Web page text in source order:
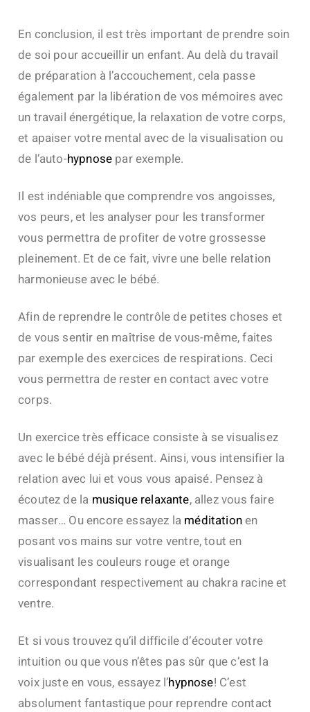
En conclusion, il est très important de prendre soin
de soi pour accueillir un enfant. Au delà du travail
de préparation à l’accouchement, cela passe
également par la libération de vos mémoires avec
un travail énergétique, la relaxation de votre corps,
et apaiser votre mental avec de la visualisation ou
de l’auto-hypnose par exemple.
Il est indéniable que comprendre vos angoisses,
vos peurs, et les analyser pour les transformer
vous permettra de profiter de votre grossesse
pleinement. Et de ce fait, vivre une belle relation
harmonieuse avec le bébé.
Afin de reprendre le contrôle de petites choses et
de vous sentir en maîtrise de vous-même, faites
par exemple des exercices de respirations. Ceci
vous permettra de rester en contact avec votre
corps.
Un exercice très efficace consiste à se visualisez
avec le bébé déjà présent. Ainsi, vous intensifier la
relation avec lui et vous vous apaisé. Pensez à
écoutez de la musique relaxante, allez vous faire
masser… Ou encore essayez la méditationen
posant vos mains sur votre ventre, tout en
visualisant les couleurs rouge et orange
correspondant respectivement au chakra racine et
ventre.
Et si vous trouvez qu’il difficile d’écouter votre
intuition ou que vous n’êtes pas sûr que c’est la
voix juste en vous, essayez l’hypnose! C’est
absolument fantastique pour reprendre contact